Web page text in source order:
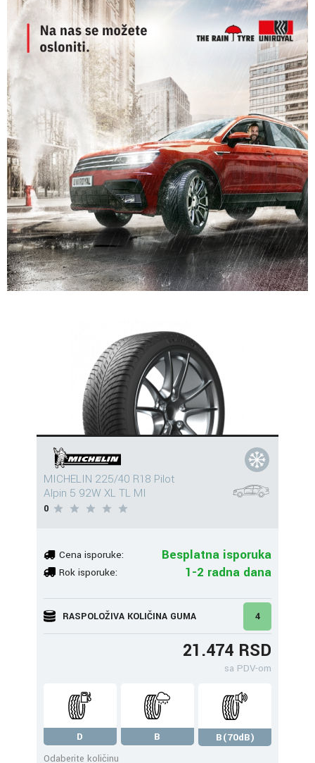
MICHELIN 225/40 R18 Pilot
Alpin 5 92W XL TL MI
0
Cena isporuke: Besplatna isporuka
Rok isporuke: 1-2 radna dana
RASPOLOŽIVA KOLIČINA GUMA 4
21.474 RSD
sa PDV-om
D B
B(70dB)
Odaberite količinu